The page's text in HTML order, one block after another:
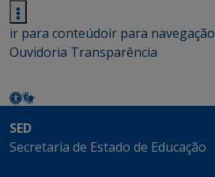
ir para conteúdoir para navegação
Ouvidoria Transparência
SED
Secretaria de Estado de Educação